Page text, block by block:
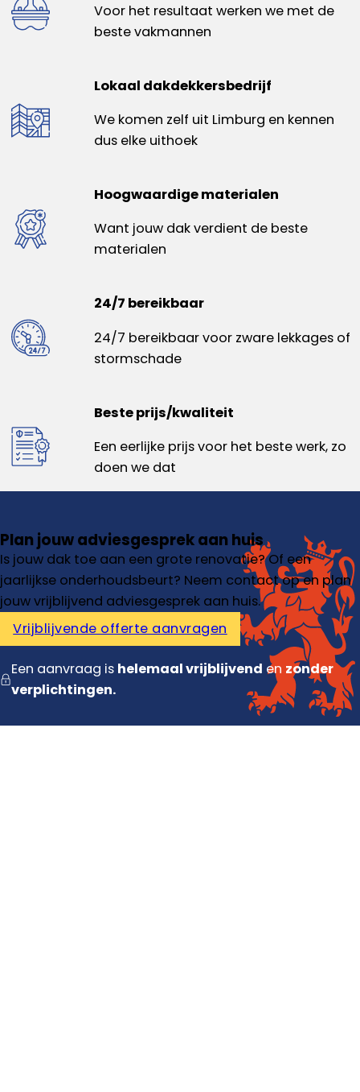
Voor het resultaat werken we met de
beste vakmannen
Lokaal dakdekkersbedrijf
We komen zelf uit Limburg en kennen
dus elke uithoek
Hoogwaardige materialen
Want jouw dak verdient de beste
materialen
24/7 bereikbaar
24/7 bereikbaar voor zware lekkages of
stormschade
Beste prijs/kwaliteit
Een eerlijke prijs voor het beste werk, zo
doen we dat
Plan jouw adviesgesprek aan huis
Is jouw dak toe aan een grote renovatie? Of een
jaarlijkse onderhoudsbeurt? Neem contact op en plan
jouw vrijblijvend adviesgesprek aan huis.
Vrijblijvende offerte aanvragen
Een aanvraag is helemaal vrijblijvend en zonder
verplichtingen.